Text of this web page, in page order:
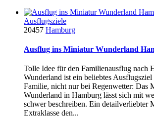
Ausflugsziele
20457 Hamburg
Ausflug ins Miniatur Wunderland
Tolle Idee für den Familienausflug nach
Wunderland ist ein beliebtes
Familie, nicht nur bei Regenwetter: Das
Wunderland in Hamburg lässt sich mit
schwer beschreiben. Ein detailverliebter
Extraklasse den...